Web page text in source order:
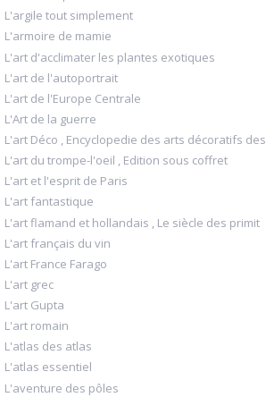
L'argile tout simplement
L'armoire de mamie
L'art d'acclimater les plantes exotiques
L'art de l'autoportrait
L'art de l'Europe Centrale
L'Art de la guerre
L'art Déco , Encyclopedie des arts décoratifs des
L'art du trompe-l'oeil , Edition sous coffret
L'art et l'esprit de Paris
L'art fantastique
L'art flamand et hollandais , Le siècle des primit
L'art français du vin
L'art France Farago
L'art grec
L'art Gupta
L'art romain
L'atlas des atlas
L'atlas essentiel
L'aventure des pôles